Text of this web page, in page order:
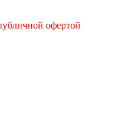
офертой